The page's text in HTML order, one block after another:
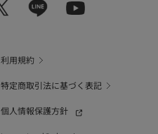
利用規約
特定商取引法に基づく表記
個人情報保護方針